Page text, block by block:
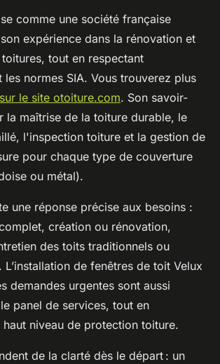
comme une société française
expérience dans la rénovation et
toitures, tout en respectant
les normes SIA. Vous trouverez plus
sur le site otoiture.com. Son savoir-
la maîtrise de la toiture durable, le
l'inspection toiture et la gestion de
pour chaque type de couverture
ou métal).
une réponse précise aux besoins :
création ou rénovation,
des toits traditionnels ou
de fenêtres de toit Velux
demandes urgentes sont aussi
panel de services, tout en
haut niveau de protection toiture.
de la clarté dès le départ : un